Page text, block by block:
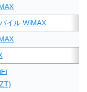
イル WiMAX